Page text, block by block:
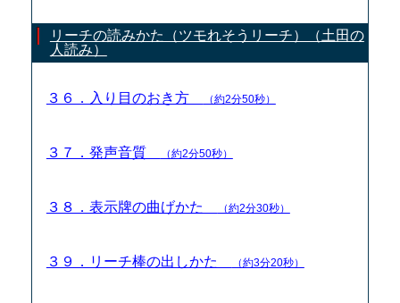
リーチの読みかた（ツモれそうリーチ）（土田の
人読み）
３６．入り目のおき方 （約2分50秒）
３７．発声音質 （約2分50秒）
３８．表示牌の曲げかた （約2分30秒）
３９．リーチ棒の出しかた （約3分20秒）